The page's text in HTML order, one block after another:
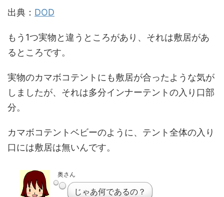
出典： DOD
もう1つ実物と違うところがあり、それは敷居があ
るところです。
実物のカマボコテントにも敷居が合ったような気が
しましたが、それは多分インナーテントの入り口部
分。
カマボコテントベビーのように、テント全体の入り
口には敷居は無いんです。
奥さん
じゃあ何であるの？